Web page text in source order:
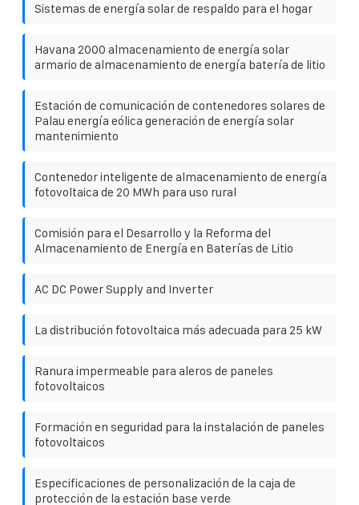
Sistemas de energía solar de respaldo para el hogar
Havana 2000 almacenamiento de energía solar
armario de almacenamiento de energía batería de litio
Estación de comunicación de contenedores solares de
Palau energía eólica generación de energía solar
mantenimiento
Contenedor inteligente de almacenamiento de energía
fotovoltaica de 20 MWh para uso rural
Comisión para el Desarrollo y la Reforma del
Almacenamiento de Energía en Baterías de Litio
AC DC Power Supply and Inverter
La distribución fotovoltaica más adecuada para 25 kW
Ranura impermeable para aleros de paneles
fotovoltaicos
Formación en seguridad para la instalación de paneles
fotovoltaicos
Especificaciones de personalización de la caja de
protección de la estación base verde